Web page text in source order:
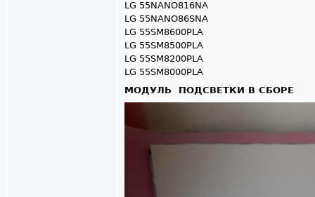
LG 55NANO816NA
LG 55NANO86SNA
LG 55SM8600PLA
LG 55SM8500PLA
LG 55SM8200PLA
LG 55SM8000PLA
МОДУЛЬ ПОДСВЕТКИ В СБОРЕ